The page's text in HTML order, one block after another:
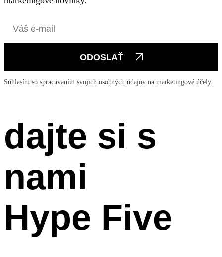
ODOSLAŤ
Súhlasím so spracúvaním svojich osobných údajov na marketingové účely.
dajte si s
nami
Hype Five